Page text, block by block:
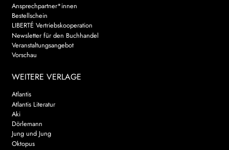
Ansprechpartner*innen
Bestellschein
LIBERTÉ Vertriebskooperation
Newsletter für den Buchhandel
Veranstaltungsangebot
Vorschau
WEITERE VERLAGE
Atlantis
Atlantis Literatur
Aki
Dörlemann
Jung und Jung
Oktopus